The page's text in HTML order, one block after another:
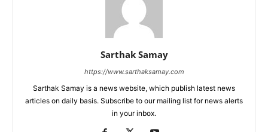
Sarthak Samay
https://www.sarthaksamay.com
Sarthak Samay is a news website, which publish latest news
articles on daily basis. Subscribe to our mailing list for news alerts
in your inbox.